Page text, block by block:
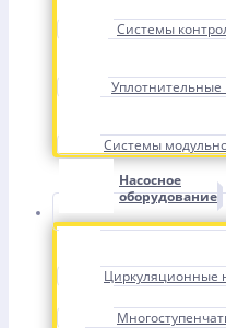
Системы
Системы
Насосное
оборудование
Циркуляционные